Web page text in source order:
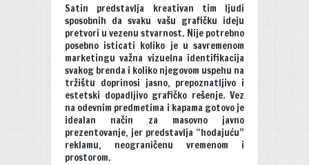
Satin predstavlja kreativan tim ljudi
sposobnih da svaku vašu grafičku ideju
pretvori u vezenu stvarnost. Nije potrebno
posebno isticati koliko je u savremenom
marketingu važna vizuelna identifikacija
svakog brenda i koliko njegovom uspehu na
tržištu doprinosi jasno, prepoznatljivo i
estetski dopadljivo grafičko rešenje. Vez
na odevnim predmetima i kapama gotovo je
idealan način za masovno javno
prezentovanje, jer predstavlja “hodajuću”
reklamu, neograničenu vremenom i
prostorom.